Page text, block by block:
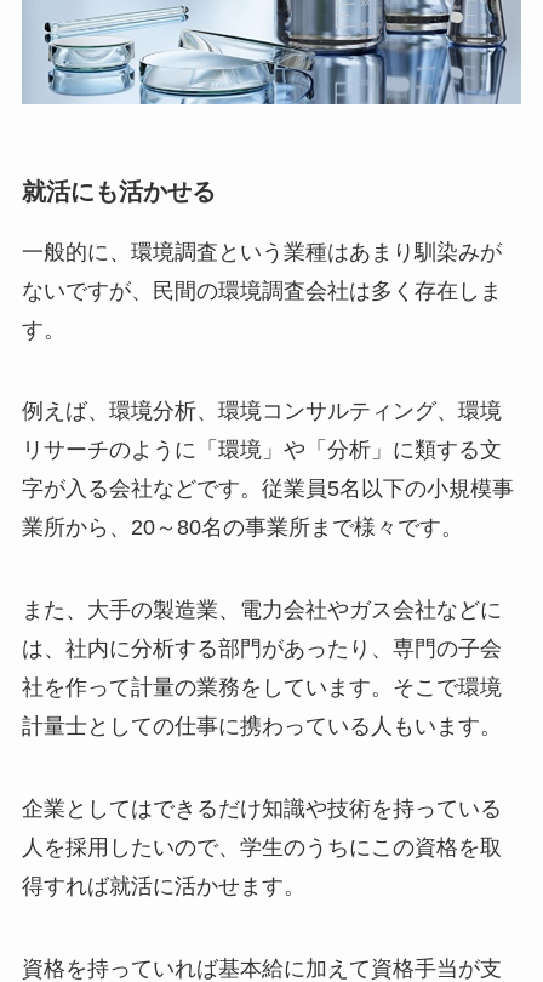
就活にも活かせる
一般的に、環境調査という業種はあまり馴染みが
ないですが、民間の環境調査会社は多く存在しま
す。
例えば、環境分析、環境コンサルティング、環境
リサーチのように「環境」や「分析」に類する文
字が入る会社などです。従業員5名以下の小規模事
業所から、20～80名の事業所まで様々です。
また、大手の製造業、電力会社やガス会社などに
は、社内に分析する部門があったり、専門の子会
社を作って計量の業務をしています。そこで環境
計量士としての仕事に携わっている人もいます。
企業としてはできるだけ知識や技術を持っている
人を採用したいので、学生のうちにこの資格を取
得すれば就活に活かせます。
資格を持っていれば基本給に加えて資格手当が支